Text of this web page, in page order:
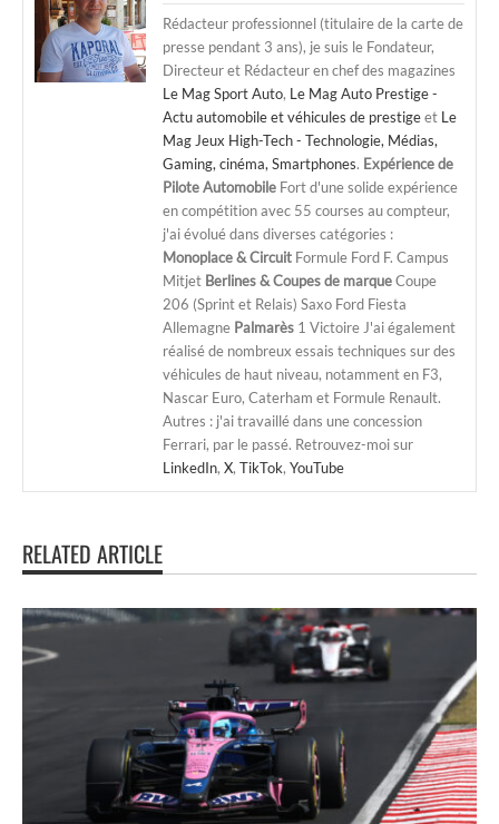
Rédacteur professionnel (titulaire de la carte de
presse pendant 3 ans), je suis le Fondateur,
Directeur et Rédacteur en chef des magazines
Le Mag Sport Auto, Le Mag Auto Prestige -
Actu automobile et véhicules de prestigeet Le
Mag Jeux High-Tech - Technologie, Médias,
Gaming, cinéma, Smartphones. Expérience de
Pilote Automobile Fort d'une solide expérience
en compétition avec 55 courses au compteur,
j'ai évolué dans diverses catégories :
Monoplace & Circuit Formule Ford F. Campus
Mitjet Berlines & Coupes de marqueCoupe
206 (Sprint et Relais) Saxo Ford Fiesta
Allemagne Palmarès 1 Victoire J'ai également
réalisé de nombreux essais techniques sur des
véhicules de haut niveau, notamment en F3,
Nascar Euro, Caterham et Formule Renault.
Autres : j'ai travaillé dans une concession
Ferrari, par le passé. Retrouvez-moi sur
LinkedIn, X, TikTok, YouTube
RELATED ARTICLE